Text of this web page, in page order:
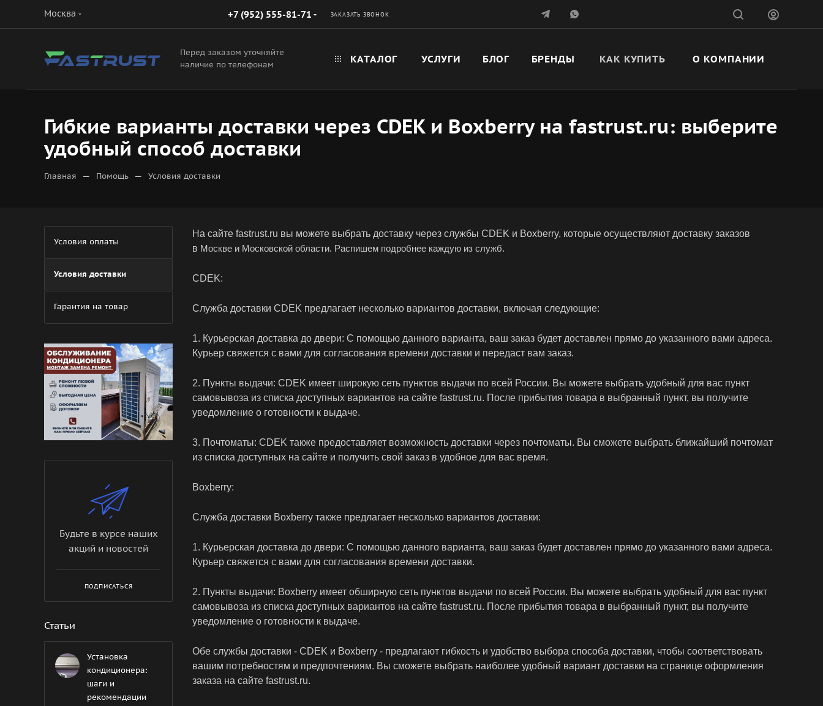
Москва +7 (952) 555-81-71 ЗАКАЗАТЬ ЗВОНОК
Перед заказом уточняйте
наличие по телефонам
КАТАЛОГ УСЛУГИ БЛОГ БРЕНДЫ КАК КУПИТЬ О КОМПАНИИ
Гибкие варианты доставки через CDEK и Boxberry на fastrust.ru: выберите
удобный способ доставки
Главная — Помощь — Условия доставки
На сайте fastrust.ru вы можете выбрать доставку через службы CDEK и Boxberry, которые осуществляют доставку заказов
в Москве и Московской области. Распишем подробнее каждую из служб.
CDEK:
Служба доставки CDEK предлагает несколько вариантов доставки, включая следующие:
1. Курьерская доставка до двери: С помощью данного варианта, ваш заказ будет доставлен прямо до указанного вами адреса.
Курьер свяжется с вами для согласования времени доставки и передаст вам заказ.
2. Пункты выдачи: CDEK имеет широкую сеть пунктов выдачи по всей России. Вы можете выбрать удобный для вас пункт
самовывоза из списка доступных вариантов на сайте fastrust.ru. После прибытия товара в выбранный пункт, вы получите
уведомление о готовности к выдаче.
3. Почтоматы: CDEK также предоставляет возможность доставки через почтоматы. Вы сможете выбрать ближайший почтомат
из списка доступных на сайте и получить свой заказ в удобное для вас время.
Boxberry:
Служба доставки Boxberry также предлагает несколько вариантов доставки:
1. Курьерская доставка до двери: С помощью данного варианта, ваш заказ будет доставлен прямо до указанного вами адреса.
Курьер свяжется с вами для согласования времени доставки.
2. Пункты выдачи: Boxberry имеет обширную сеть пунктов выдачи по всей России. Вы можете выбрать удобный для вас пункт
самовывоза из списка доступных вариантов на сайте fastrust.ru. После прибытия товара в выбранный пункт, вы получите
уведомление о готовности к выдаче.
Обе службы доставки - CDEK и Boxberry - предлагают гибкость и удобство выбора способа доставки, чтобы соответствовать
вашим потребностям и предпочтениям. Вы сможете выбрать наиболее удобный вариант доставки на странице оформления
заказа на сайте fastrust.ru.
Условия оплаты
Условия доставки
Гарантия на товар
Будьте в курсе наших
акций и новостей
ПОДПИСАТЬСЯ
Статьи
Установка
кондиционера:
шаги и
рекомендации